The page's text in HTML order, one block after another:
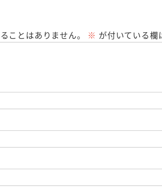
ことはありません。 ※ が付いている欄